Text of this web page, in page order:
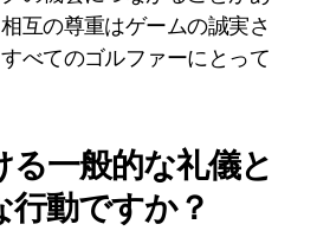
互の尊重はゲームの誠実さ
べてのゴルファーにとって
一般的な礼儀と
動ですか？